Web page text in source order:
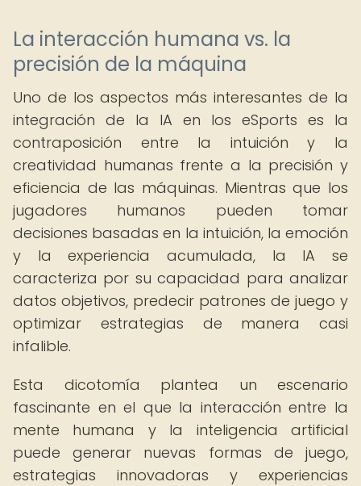
La interacción humana vs. la
precisión de la máquina
Uno de los aspectos más interesantes de la
integración de la IA en los eSports es la
contraposición entre la intuición y la
creatividad humanas frente a la precisión y
eficiencia de las máquinas. Mientras que los
jugadores humanos pueden tomar
decisiones basadas en la intuición, la emoción
y la experiencia acumulada, la IA se
caracteriza por su capacidad para analizar
datos objetivos, predecir patrones de juego y
optimizar estrategias de manera casi
infalible.
Esta dicotomía plantea un escenario
fascinante en el que la interacción entre la
mente humana y la inteligencia artificial
puede generar nuevas formas de juego,
estrategias innovadoras y experiencias